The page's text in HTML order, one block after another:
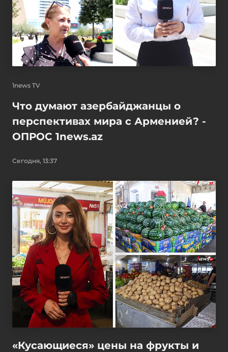
1news TV
Что думают азербайджанцы о
перспективах мира с Арменией? -
ОПРОС 1news.az
Сегодня, 13:37
«Кусающиеся» цены на фрукты и